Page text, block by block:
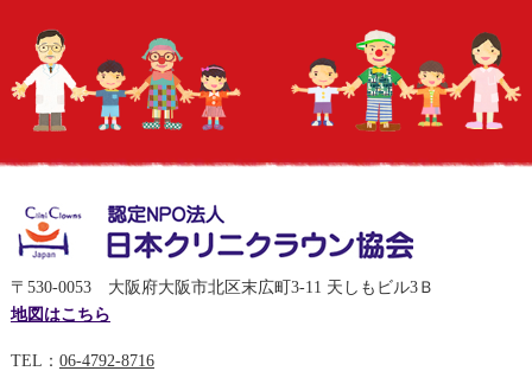
〒530-0053 大阪府大阪市北区末広町3-11 天しもビル3Ｂ
地図はこちら
TEL： 06-4792-8716